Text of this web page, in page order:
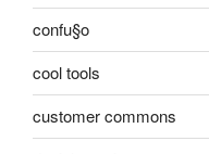
confu§o
cool tools
customer commons